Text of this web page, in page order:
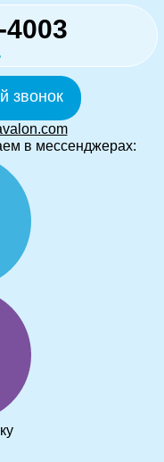
4003
звонок
в мессенджерах: